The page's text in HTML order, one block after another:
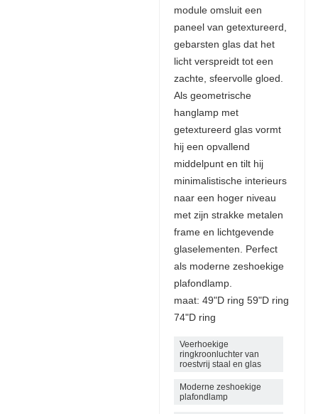
module omsluit een
paneel van getextureerd,
gebarsten glas dat het
licht verspreidt tot een
zachte, sfeervolle gloed.
Als geometrische
hanglamp met
getextureerd glas vormt
hij een opvallend
middelpunt en tilt hij
minimalistische interieurs
naar een hoger niveau
met zijn strakke metalen
frame en lichtgevende
glaselementen. Perfect
als moderne zeshoekige
plafondlamp.
maat: 49"D ring 59"D ring
74"D ring
Veerhoekige
ringkroonluchter van
roestvrij staal en glas
Moderne zeshoekige
plafondlamp